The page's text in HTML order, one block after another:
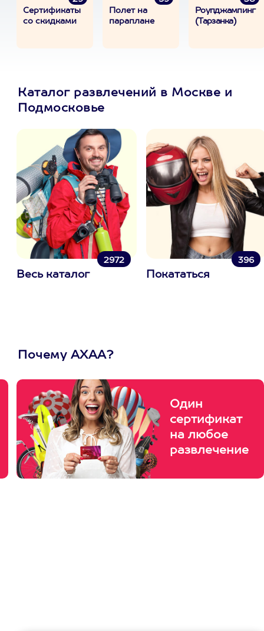
Сертификаты
со скидками
Полет на
параплане
Роупджампинг
(Тарзанка)
Каталог развлечений в Москве и
Подмосковье
2972
Весь каталог
396
Покататься
Почему АХАА?
Один
сертификат
на любое
развлечение